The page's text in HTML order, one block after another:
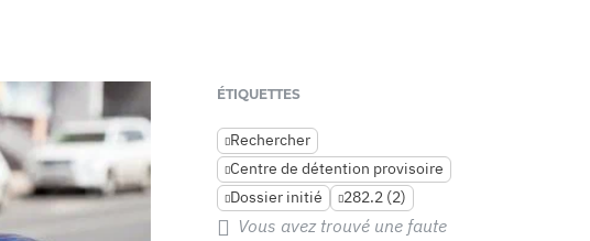
ÉTIQUETTES
Rechercher
Centre de détention provisoire
Dossier initié
282.2 (2)
Vous avez trouvé une faute